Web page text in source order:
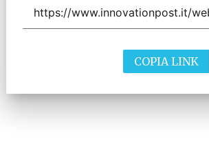
COPIA LINK